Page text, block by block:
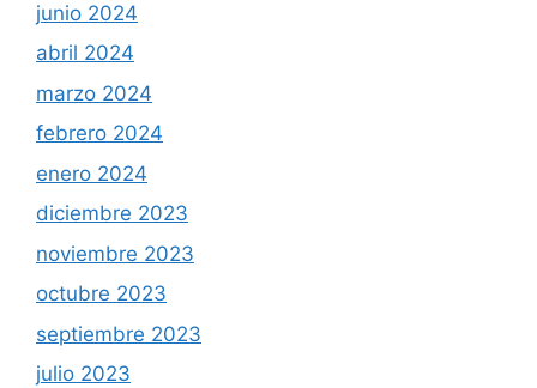
junio 2024
abril 2024
marzo 2024
febrero 2024
enero 2024
diciembre 2023
noviembre 2023
octubre 2023
septiembre 2023
julio 2023